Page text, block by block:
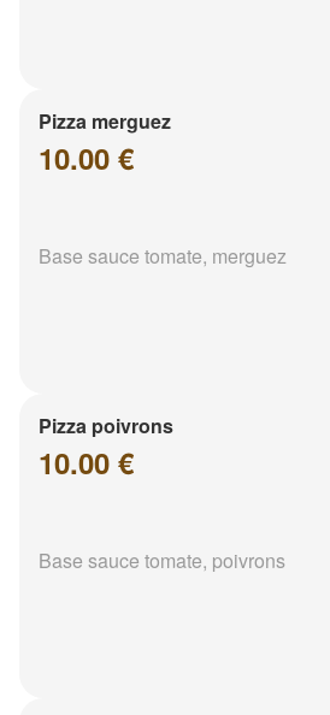
Pizza merguez
10.00 €
Base sauce tomate, merguez
Pizza poivrons
10.00 €
Base sauce tomate, poivrons